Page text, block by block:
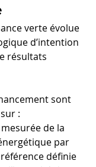
verte évolue
d’intention
résultats
sont
:
de la
par
définie